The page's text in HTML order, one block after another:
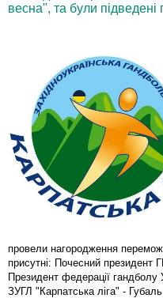
весна", та були
провели нагородження
присутні: Почесний
Президент федерації
ЗУГЛ "Карпатська ліга" -